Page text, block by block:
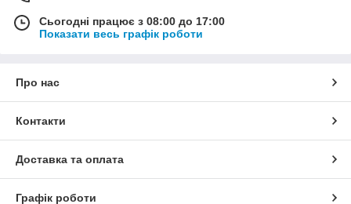
Сьогодні працює з 08:00 до 17:00
Показати весь графік роботи
Про нас
Контакти
Доставка та оплата
Графік роботи